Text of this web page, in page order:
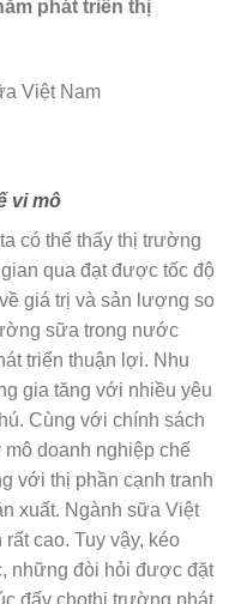
phát triển thị
Việt Nam
vi mô
có thể thấy thị trường
qua đạt được tốc độ
giá trị và sản lượng so
sữa trong nước
triển thuận lợi. Nhu
gia tăng với nhiều yêu
Cùng với chính sách
doanh nghiệp chế
với thị phần cạnh tranh
xuất. Ngành sữa Việt
cao. Tuy vậy, kéo
những đòi hỏi được đặt
đẩy chothị trường phát